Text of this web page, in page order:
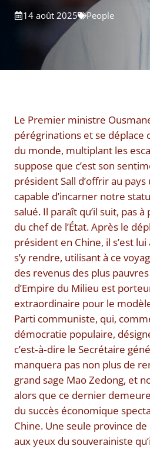
14 août 2025 People
Le Premier ministre
pérégrinations et se déplace
du monde, multiplant les
suppose que c’est son
président Sall d’offrir au
capable d’incarner notre
salué. Il paraît qu’il suit, pas
du chef de l’État. Après le
président en Chine, il s’est
s’y rendre, utilisant à ce
des revenus des plus
d’Empire du Milieu est
extraordinaire pour le
Parti communiste, qui,
démocratie populaire,
c’est‑à‑dire le Secrétaire
manquera pas non plus de
grand sage Mao Zedong, et
alors que ce dernier
du succès économique
Chine. Une seule province
aux yeux du souverainiste